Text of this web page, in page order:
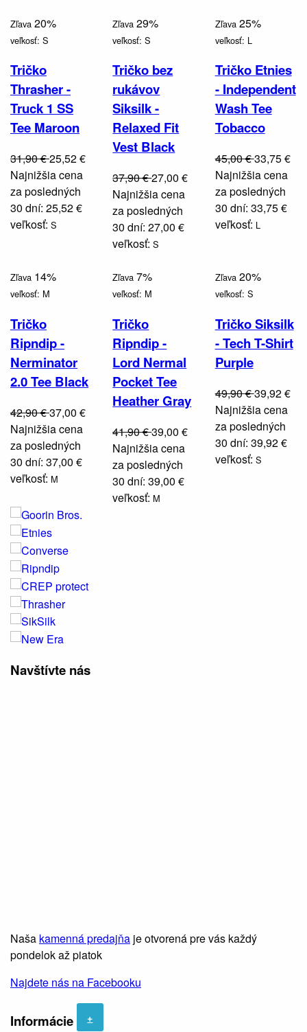
Zľava 20%
veľkosť: S
Tričko
Thrasher -
Truck 1 SS
Tee Maroon
31,90 €25,52 €
Najnižšia cena
za posledných
30 dní: 25,52 €
veľkosť: S
Zľava 29%
veľkosť: S
Tričko bez
rukávov
Siksilk -
Relaxed Fit
Vest Black
37,90 €27,00 €
Najnižšia cena
za posledných
30 dní: 27,00 €
veľkosť: S
Zľava25%
veľkosť: L
Tričko Etnies
- Independent
Wash Tee
Tobacco
45,00 €33,75 €
Najnižšia cena
za posledných
30 dní: 33,75 €
veľkosť: L
Zľava 14%
veľkosť: M
Tričko
Ripndip -
Nerminator
2.0 Tee Black
42,90 €37,00 €
Najnižšia cena
za posledných
30 dní: 37,00 €
veľkosť: M
Zľava 7%
veľkosť: M
Tričko
Ripndip -
Lord Nermal
Pocket Tee
Heather Gray
41,90 €39,00 €
Najnižšia cena
za posledných
30 dní: 39,00 €
veľkosť: M
Zľava20%
veľkosť: S
Tričko Siksilk
- Tech T-Shirt
Purple
49,90 €39,92 €
Najnižšia cena
za posledných
30 dní: 39,92 €
veľkosť: S
Navštívte nás
Naša kamenná predajňa je otvorená pre vás každý
pondelok až piatok
Najdete nás na Facebooku
Informácie +